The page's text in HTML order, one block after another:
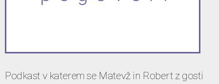
Podkast v katerem se Matevž in Robert z gosti